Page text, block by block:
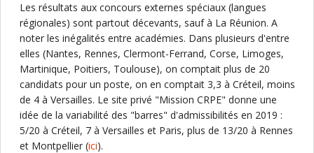
Les résultats aux concours externes spéciaux (langues
régionales) sont partout décevants, sauf à La Réunion. A
noter les inégalités entre académies. Dans plusieurs d'entre
elles (Nantes, Rennes, Clermont-Ferrand, Corse, Limoges,
Martinique, Poitiers, Toulouse), on comptait plus de 20
candidats pour un poste, on en comptait 3,3 à Créteil, moins
de 4 à Versailles. Le site privé "Mission CRPE" donne une
idée de la variabilité des "barres" d'admissibilités en 2019 :
5/20 à Créteil, 7 à Versailles et Paris, plus de 13/20 à Rennes
et Montpellier (ici).